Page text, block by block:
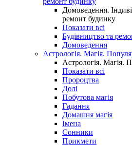
Домоведення.
ремонт будинку
Показати всі
Будівництво та
Домоведення
Астрологія. Магія.
Астрологія. Магія.
Показати всі
Пророцтва
Долі
Побутова магія
Гадання
Домашня магія
Імена
Сонники
Прикмети